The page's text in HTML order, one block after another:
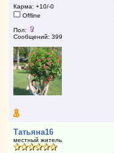
Карма: +10/-0
Offline
Пол:
Сообщений: 399
Татьяна16
местный житель